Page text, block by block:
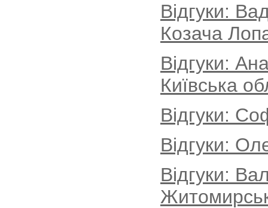
Відгуки:
Козача
Відгуки:
Київська
Відгуки:
Відгуки:
Відгуки: